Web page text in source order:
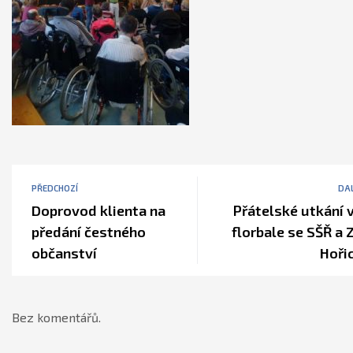
PŘEDCHOZÍ
Doprovod klienta na
předání čestného
občanství
Přátelské utkání
florbale se SŠŘ a
Bez komentářů.